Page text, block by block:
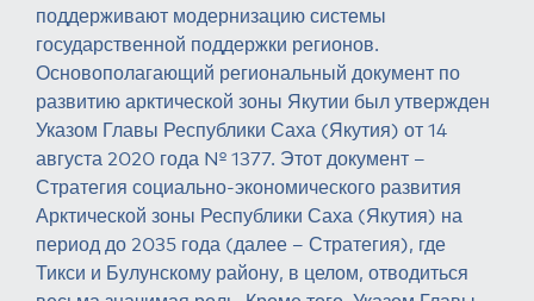
поддерживают модернизацию системы
государственной поддержки регионов.
Основополагающий региональный документ по
развитию арктической зоны Якутии был утвержден
Указом Главы Республики Саха (Якутия) от 14
августа 2020 года № 1377. Этот документ –
Стратегия социально-экономического развития
Арктической зоны Республики Саха (Якутия) на
период до 2035 года (далее – Стратегия), где
Тикси и Булунскому району, в целом, отводиться